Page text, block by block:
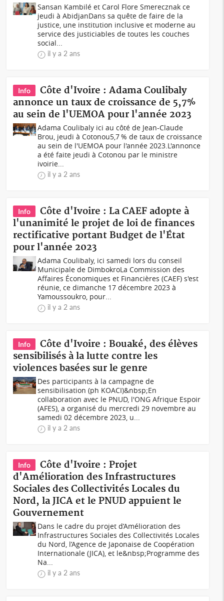
Sansan Kambilé et Carol Flore Smerecznak ce
jeudi à AbidjanDans sa quête de faire de la
justice, une institution inclusive et moderne au
service des justiciables de toutes les couches
social...
il y a 2 ans
Info
Côte d'Ivoire : Adama Coulibaly
annonce un taux de croissance de 5,7%
au sein de l'UEMOA pour l'année 2023
Adama Coulibaly ici au côté de Jean-Claude
Brou, jeudi à Cotonou5,7 % de taux de croissance
au sein de l'UEMOA pour l'année 2023.L'annonce
a été faite jeudi à Cotonou par le ministre
ivoirie...
il y a 2 ans
Info
Côte d'Ivoire : La CAEF adopte à
l'unanimité le projet de loi de finances
rectificative portant Budget de l'État
pour l'année 2023
Adama Coulibaly, ici samedi lors du conseil
Municipale de DimbokroLa Commission des
Affaires Économiques et Financières (CAEF) s'est
réunie, ce dimanche 17 décembre 2023 à
Yamoussoukro, pour...
il y a 2 ans
Info
Côte d'Ivoire : Bouaké, des élèves
sensibilisés à la lutte contre les
violences basées sur le genre
Des participants à la campagne de
sensibilisation (ph KOACI)&nbsp;En
collaboration avec le PNUD, l'ONG Afrique Espoir
(AFES), a organisé du mercredi 29 novembre au
samedi 02 décembre 2023, u...
il y a 2 ans
Info
Côte d'Ivoire : Projet
d'Amélioration des Infrastructures
Sociales des Collectivités Locales du
Nord, la JICA et le PNUD appuient le
Gouvernement
Dans le cadre du projet d’Amélioration des
Infrastructures Sociales des Collectivités Locales
du Nord, l’Agence de Japonaise de Coopération
Internationale (JICA), et le&nbsp;Programme des
Na...
il y a 2 ans